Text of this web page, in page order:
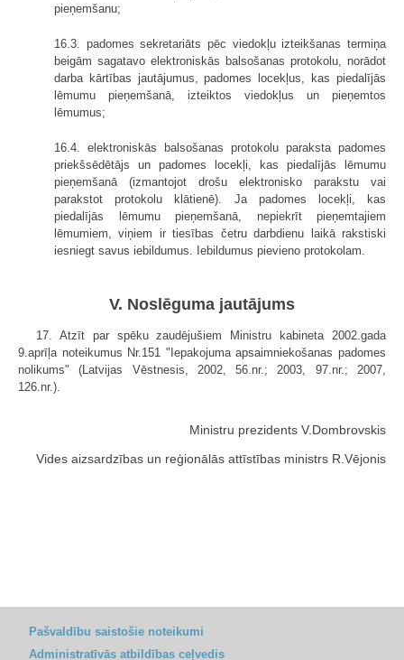
pieņemšanu;
16.3. padomes sekretariāts pēc viedokļu izteikšanas termiņa
beigām sagatavo elektroniskās balsošanas protokolu, norādot
darba kārtības jautājumus, padomes locekļus, kas piedalījās
lēmumu pieņemšanā, izteiktos viedokļus un pieņemtos
lēmumus;
16.4. elektroniskās balsošanas protokolu paraksta padomes
priekšsēdētājs un padomes locekļi, kas piedalījās lēmumu
pieņemšanā (izmantojot drošu elektronisko parakstu vai
parakstot protokolu klātienē). Ja padomes locekļi, kas
piedalījās lēmumu pieņemšanā, nepiekrīt pieņemtajiem
lēmumiem, viņiem ir tiesības četru darbdienu laikā rakstiski
iesniegt savus iebildumus. Iebildumus pievieno protokolam.
V. Noslēguma jautājums
17. Atzīt par spēku zaudējušiem Ministru kabineta 2002.gada
9.aprīļa noteikumus Nr.151 "Iepakojuma apsaimniekošanas padomes
nolikums" (Latvijas Vēstnesis, 2002, 56.nr.; 2003, 97.nr.; 2007,
126.nr.).
Ministru prezidents V.Dombrovskis
Vides aizsardzības un reģionālās attīstības ministrs R.Vējonis
Pašvaldību saistošie noteikumi
Administratīvās atbildības ceļvedis